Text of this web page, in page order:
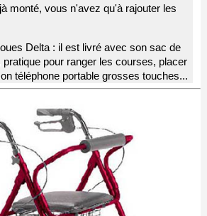
monté, vous n'avez qu'à rajouter les
Delta : il est livré avec son sac de
pour ranger les courses, placer
téléphone portable grosses touches...